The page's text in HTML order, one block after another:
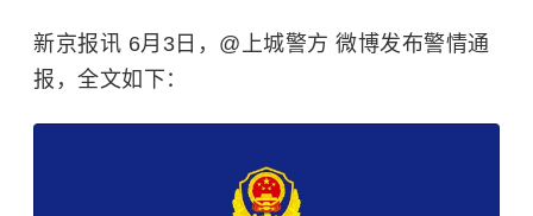
新京报讯 6月3日，@上城警方 微博发布警情通
报，全文如下：